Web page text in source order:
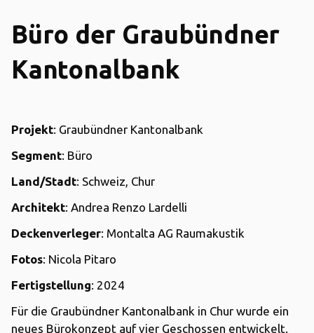
Büro der Graubündner
Kantonalbank
Projekt: Graubündner Kantonalbank
Segment: Büro
Land/Stadt: Schweiz, Chur
Architekt: Andrea Renzo Lardelli
Deckenverleger: Montalta AG Raumakustik
Fotos: Nicola Pitaro
Fertigstellung: 2024
Für die Graubündner Kantonalbank in Chur wurde ein
neues Bürokonzept auf vier Geschossen entwickelt.